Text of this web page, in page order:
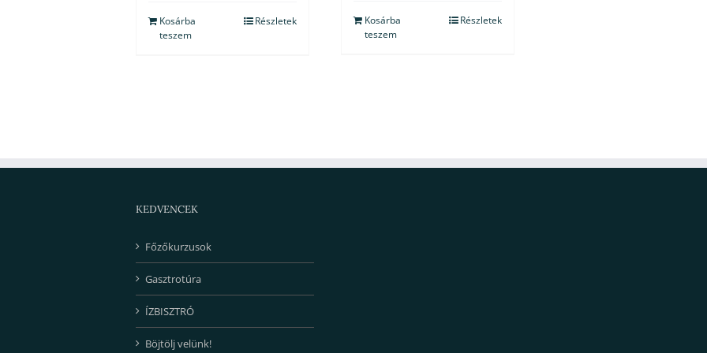
Kosárba
teszem
Részletek
Kosárba
teszem
Részletek
KEDVENCEK
Főzőkurzusok
Gasztrotúra
ÍZBISZTRÓ
Böjtölj velünk!